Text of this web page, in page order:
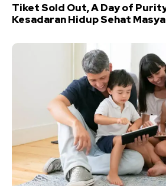
Tiket Sold Out, A Day of
Kesadaran Hidup Sehat